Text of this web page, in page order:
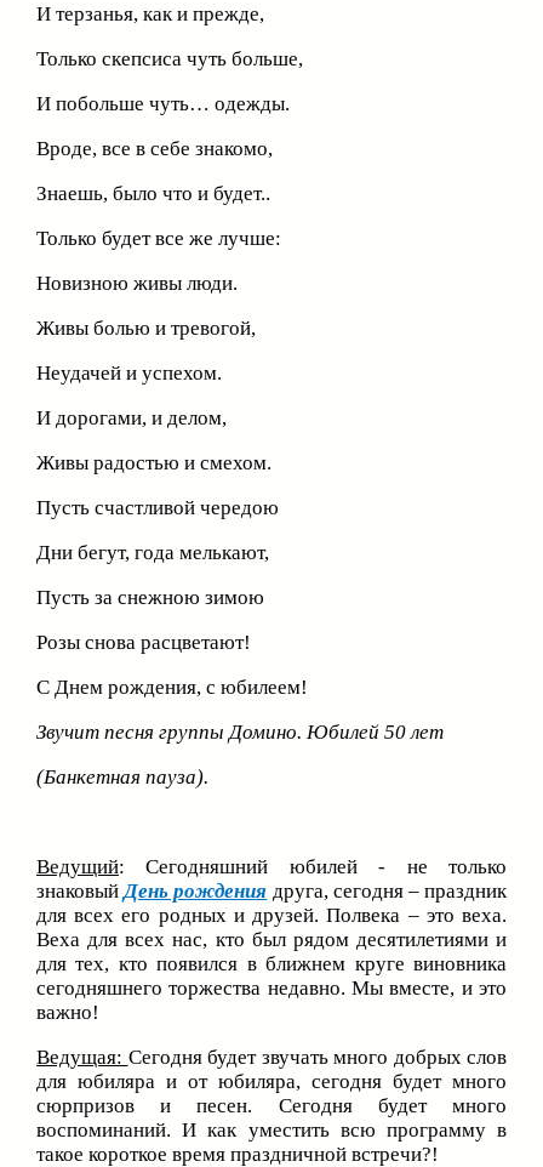
И терзанья, как и прежде,
Только скепсиса чуть больше,
И побольше чуть… одежды.
Вроде, все в себе знакомо,
Знаешь, было что и будет..
Только будет все же лучше:
Новизною живы люди.
Живы болью и тревогой,
Неудачей и успехом.
И дорогами, и делом,
Живы радостью и смехом.
Пусть счастливой чередою
Дни бегут, года мелькают,
Пусть за снежною зимою
Розы снова расцветают!
С Днем рождения, с юбилеем!
Звучит песня группы Домино. Юбилей 50 лет
(Банкетная пауза).
Ведущий: Сегодняшний юбилей - не только
знаковый День рождения друга, сегодня – праздник
для всех его родных и друзей. Полвека – это веха.
Веха для всех нас, кто был рядом десятилетиями и
для тех, кто появился в ближнем круге виновника
сегодняшнего торжества недавно. Мы вместе, и это
важно!
Ведущая: Сегодня будет звучать много добрых слов
для юбиляра и от юбиляра, сегодня будет много
сюрпризов и песен. Сегодня будет много
воспоминаний. И как уместить всю программу в
такое короткое время праздничной встречи?!